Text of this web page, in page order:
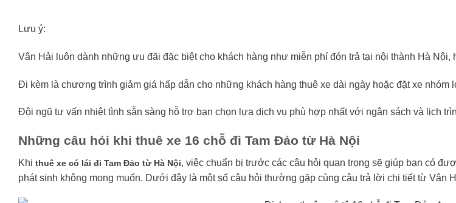
Lưu ý:
Vân Hải luôn dành những ưu đãi đặc biệt cho khách hàng như miễn phí đón trả tại nội thành Hà Nội,
Đi kèm là chương trình giảm giá hấp dẫn cho những khách hàng thuê xe dài ngày hoặc đặt xe nhóm
Đội ngũ tư vấn nhiệt tình sẵn sàng hỗ trợ bạn chọn lựa dịch vụ phù hợp nhất với ngân sách và lịch
Những câu hỏi khi thuê xe 16 chỗ đi Tam Đảo từ Hà Nội
Khi thuê xe có lái đi Tam Đảo từ Hà Nội, việc chuẩn bị trước các câu hỏi quan trọng sẽ giúp bạn có
phát sinh không mong muốn. Dưới đây là một số câu hỏi thường gặp cùng câu trả lời chi tiết từ Vân